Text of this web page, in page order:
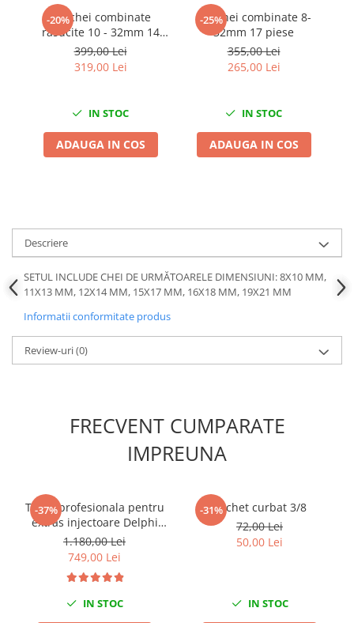
Chei Dinamometrice
Ciocane Dalti si Dornuri
Reparat Filete
Aeroterme si Incalzitoare
Aparate de spalat cu presiune
Aspiratoare industriale
Pistoale aer cald
Pistoale de lipit
Pistoale electrice de impact
Rindele
Slefuitoare electrice
Scule fixare distributie
Citroen
Dacia
-20%
Set chei combinate
rasucite 10 - 32mm 14
piese
399,00 Lei
319,00 Lei
IN STOC
ADAUGA IN COS
-25%
Set chei combinate 8-
32mm 17 piese
355,00 Lei
265,00 Lei
IN STOC
ADAUGA IN COS
Descriere
SETUL INCLUDE CHEI DE URMĂTOARELE DIMENSIUNI: 8X10 MM,
11X13 MM, 12X14 MM, 15X17 MM, 16X18 MM, 19X21 MM
Informatii conformitate produs
Review-uri(0)
FRECVENT CUMPARATE
IMPREUNA
-37%
Trusa profesionala pentru
extras injectoare Delphi
Denso Bosch si Siemens 40
piese
1.180,00 Lei
749,00 Lei
IN STOC
-31%Clichet curbat 3/8
72,00 Lei
50,00 Lei
IN STOC